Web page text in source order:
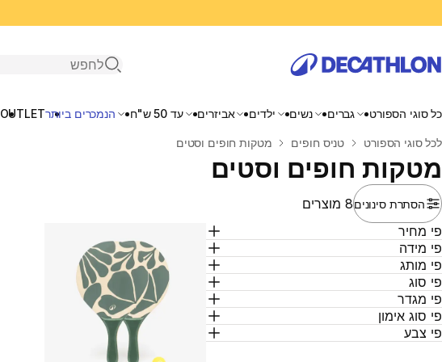
פתיחת חיפוש
כל סוגי הספורט גברים נשים ילדים אביזרים עד 50 ש"ח הנמכרים ביותרOUTLET
בית
לכל סוגי הספורט טניס חופים מטקות חופים וסטים
מטקות חופים וסטים
הסתרת סינונים8 מוצרים
מחיר
מידה
מותג
סוג
מגדר
סוג אימון
צבע